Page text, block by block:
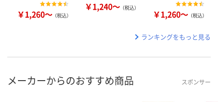
￥1,260～ （税込）
￥1,240～ （税込）
￥1,260～ （税込）
ランキングをもっと見る
メーカーからのおすすめ商品 スポンサー